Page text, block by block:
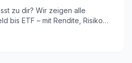
zu dir? Wir zeigen alle
bis ETF – mit Rendite, Risiko